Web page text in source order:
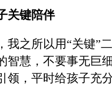
关键陪伴
我之所以用“关键”
智慧，不要事无巨
领，平时给孩子充